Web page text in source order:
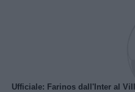
Ufficiale: Farinos dall'Inter al